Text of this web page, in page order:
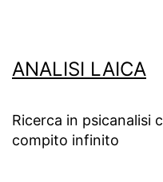
contenuto
ANALISI LAICA
Ricerca in psicanalisi
compito infinito